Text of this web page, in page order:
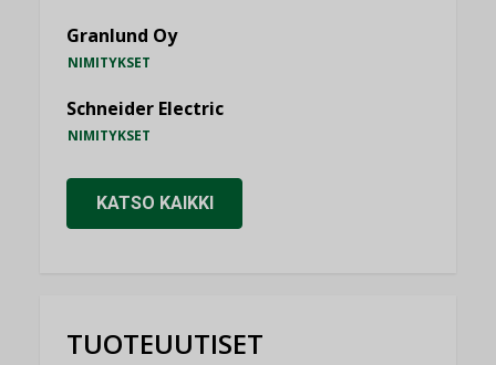
Granlund Oy
NIMITYKSET
Schneider Electric
NIMITYKSET
KATSO KAIKKI
TUOTEUUTISET